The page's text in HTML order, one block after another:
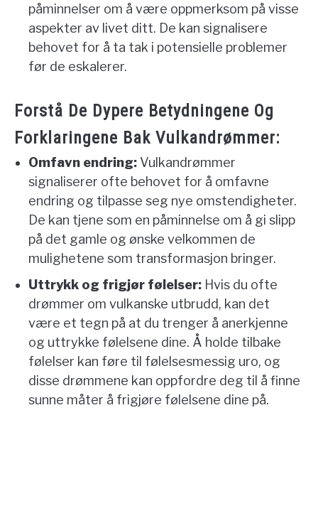
påminnelser om å være oppmerksom på visse
aspekter av livet ditt. De kan signalisere
behovet for å ta tak i potensielle problemer
før de eskalerer.
Forstå De Dypere Betydningene Og
Forklaringene Bak Vulkandrømmer:
Omfavn endring: Vulkandrømmer
signaliserer ofte behovet for å omfavne
endring og tilpasse seg nye omstendigheter.
De kan tjene som en påminnelse om å gi slipp
på det gamle og ønske velkommen de
mulighetene som transformasjon bringer.
Uttrykk og frigjør følelser: Hvis du ofte
drømmer om vulkanske utbrudd, kan det
være et tegn på at du trenger å anerkjenne
og uttrykke følelsene dine. Å holde tilbake
følelser kan føre til følelsesmessig uro, og
disse drømmene kan oppfordre deg til å finne
sunne måter å frigjøre følelsene dine på.